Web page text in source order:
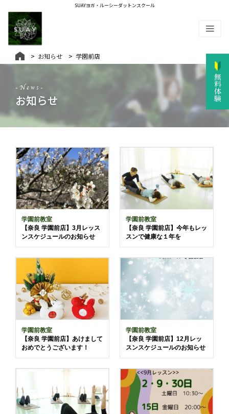
SUAYヨガ・ルーシーダットンスクール
お知らせ 学園前店
-News-
お知らせ
学園前教室
【奈良 学園前店】3月レッス
ンスケジュールのお知らせ
学園前教室
【奈良 学園前店】今年もレッ
スンで健康な１年を
学園前教室
【奈良 学園前店】あけまして
おめでとうございます！
学園前教室
【奈良 学園前店】12月レッ
スンスケジュールのお知らせ
無料体験